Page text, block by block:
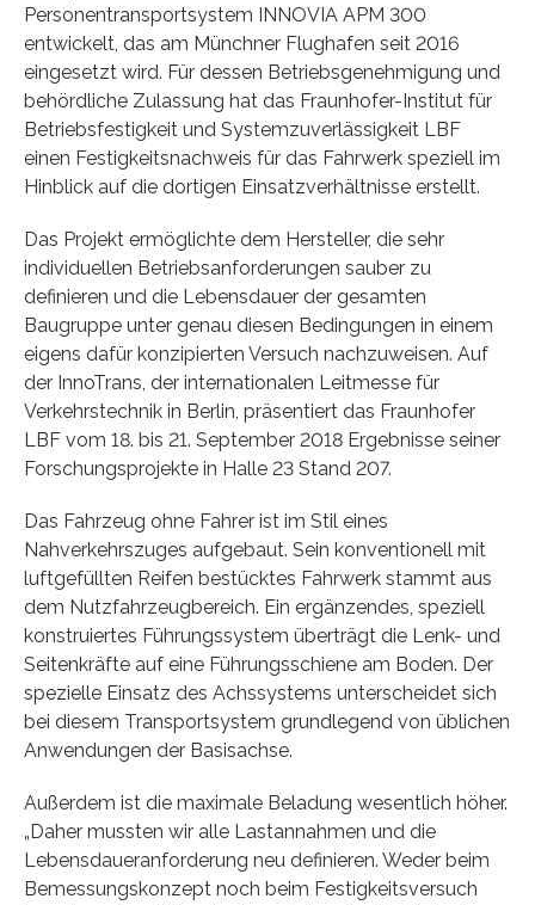
Personentransportsystem INNOVIA APM 300
entwickelt, das am Münchner Flughafen seit 2016
eingesetzt wird. Für dessen Betriebsgenehmigung und
behördliche Zulassung hat das Fraunhofer-Institut für
Betriebsfestigkeit und Systemzuverlässigkeit LBF
einen Festigkeitsnachweis für das Fahrwerk speziell im
Hinblick auf die dortigen Einsatzverhältnisse erstellt.
Das Projekt ermöglichte dem Hersteller, die sehr
individuellen Betriebsanforderungen sauber zu
definieren und die Lebensdauer der gesamten
Baugruppe unter genau diesen Bedingungen in einem
eigens dafür konzipierten Versuch nachzuweisen. Auf
der InnoTrans, der internationalen Leitmesse für
Verkehrstechnik in Berlin, präsentiert das Fraunhofer
LBF vom 18. bis 21. September 2018 Ergebnisse seiner
Forschungsprojekte in Halle 23 Stand 207.
Das Fahrzeug ohne Fahrer ist im Stil eines
Nahverkehrszuges aufgebaut. Sein konventionell mit
luftgefüllten Reifen bestücktes Fahrwerk stammt aus
dem Nutzfahrzeugbereich. Ein ergänzendes, speziell
konstruiertes Führungssystem überträgt die Lenk- und
Seitenkräfte auf eine Führungsschiene am Boden. Der
spezielle Einsatz des Achssystems unterscheidet sich
bei diesem Transportsystem grundlegend von üblichen
Anwendungen der Basisachse.
Außerdem ist die maximale Beladung wesentlich höher.
„Daher mussten wir alle Lastannahmen und die
Lebensdaueranforderung neu definieren. Weder beim
Bemessungskonzept noch beim Festigkeitsversuch